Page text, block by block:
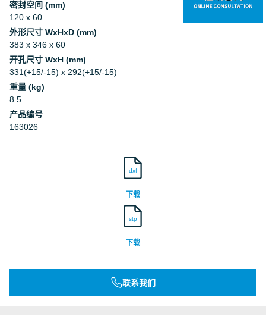
密封空间 (mm)
120 x 60
外形尺寸 WxHxD (mm)
383 x 346 x 60
开孔尺寸 WxH (mm)
331(+15/-15) x 292(+15/-15)
重量 (kg)
8.5
产品编号
163026
dxf
下载
stp
下载
联系我们